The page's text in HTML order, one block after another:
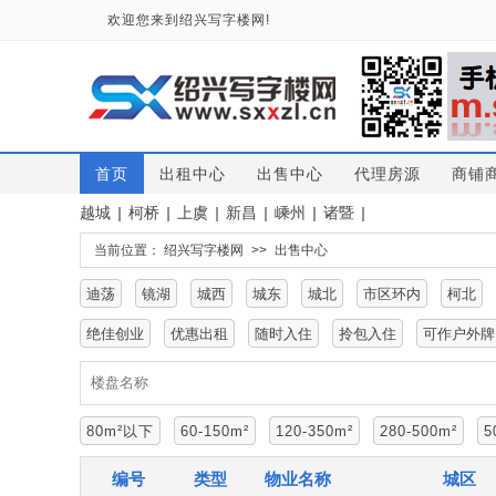
欢迎您来到绍兴写字楼网!
首页 出租中心 出售中心 代理房源 商铺
越城 | 柯桥 | 上虞 | 新昌 | 嵊州 | 诸暨 |
当前位置： 绍兴写字楼网 >> 出售中心
迪荡 镜湖 城西 城东 城北 市区环内 柯北
绝佳创业 优惠出租 随时入住 拎包入住 可作户外牌
80m²以下 60-150m² 120-350m² 280-500m²
编号 类型 物业名称 城区